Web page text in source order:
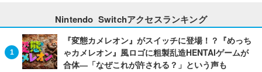
Nintendo Switchアクセスランキング
『変態カメレオン』がスイッチに登場！？『めっち
ゃカメレオン』風ロゴに粗製乱造HENTAIゲームが
合体―「なぜこれが許される？」という声も